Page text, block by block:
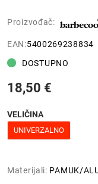
Proizvođač:
EAN:5400269238834
DOSTUPNO
18,50 €
VELIČINA
UNIVERZALNO
Materijali: PAMUK/